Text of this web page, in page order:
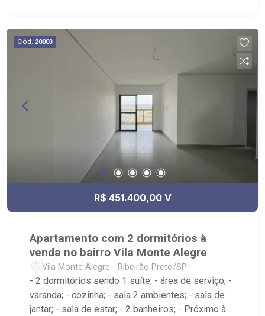
para Venda, Compra e Locação, imobiliária é
Ribeirão Imóveis - sede na Av. Professor João
Cód. 20003
R$ 451.400,00 V
Apartamento com 2 dormitórios à
venda no bairro Vila Monte Alegre
Vila Monte Alegre - Ribeirão Preto/SP
- 2 dormitórios sendo 1 suíte; - área de serviço; -
varanda; - cozinha; - sala 2 ambientes; - sala de
jantar; - sala de estar; - 2 banheiros; - Próximo à